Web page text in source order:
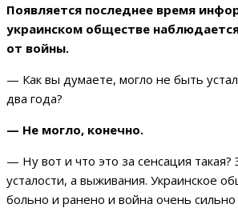
Появляется последнее время
украинском обществе
от войны.
— Как вы думаете, могло не быть
два года?
— Не могло, конечно.
— Ну вот и что это за сенсация такая?
усталости, а выживания. Украинское
больно и ранено и война очень сильно